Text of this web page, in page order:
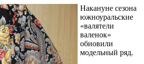
Накануне сезона
южноуральские
«валятели
валенок»
обновили
модельный ряд.